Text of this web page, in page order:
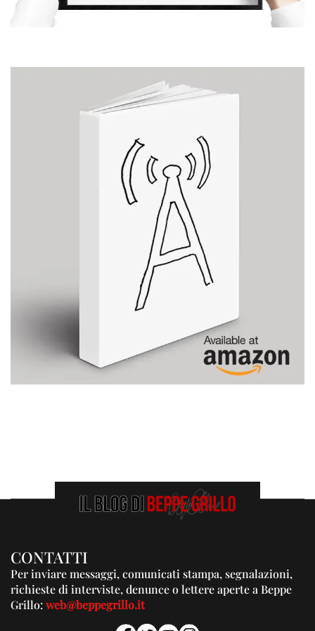
CONTATTI
Per inviare messaggi, comunicati stampa, segnalazioni,
richieste di interviste, denunce o lettere aperte a Beppe
Grillo:web@beppegrillo.it